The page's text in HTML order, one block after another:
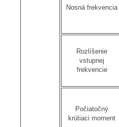
Nosná frekvencia
Rozlíšenie
vstupnej
frekvencie
Počiatočný
krútiaci moment